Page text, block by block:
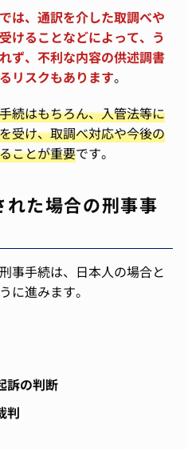
は、通訳を介した取調べや
けることなどによって、う
ず、不利な内容の供述調書
リスクもあります。
続はもちろん、入管法等に
受け、取調べ対応や今後の
ことが重要です。
た場合の刑事事
事手続は、日本人の場合と
に進みます。
訴の判断
判